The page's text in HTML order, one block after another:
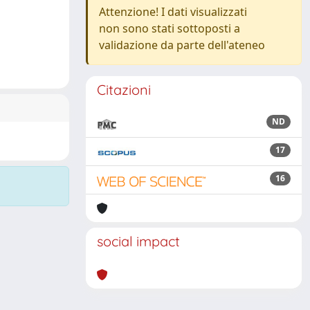
Attenzione! I dati visualizzati
non sono stati sottoposti a
validazione da parte dell'ateneo
Citazioni
ND
17
16
social impact